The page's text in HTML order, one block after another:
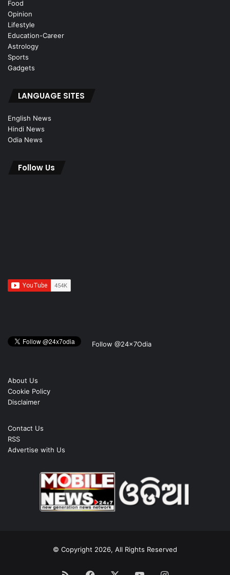
Food
Opinion
Lifestyle
Education-Career
Astrology
Sports
Gadgets
LANGUAGE SITES
English News
Hindi News
Odia News
Follow Us
Follow @24x7Odia
About Us
Cookie Policy
Disclaimer
Contact Us
RSS
Advertise with Us
© Copyright 2026, All Rights Reserved